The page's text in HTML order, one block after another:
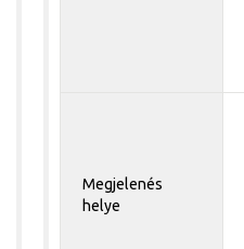
Megjelenés
helye